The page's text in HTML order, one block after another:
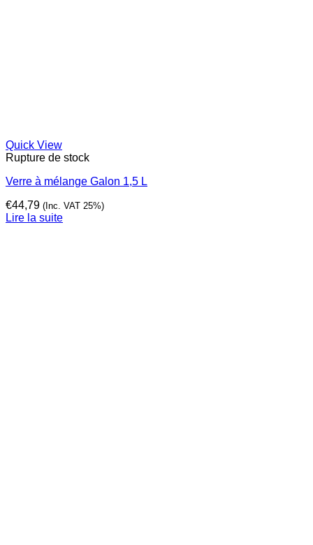
Quick View
Rupture de stock
Verre à mélange Galon 1,5 L
€44,79 (Inc. VAT 25%)
Lire la suite